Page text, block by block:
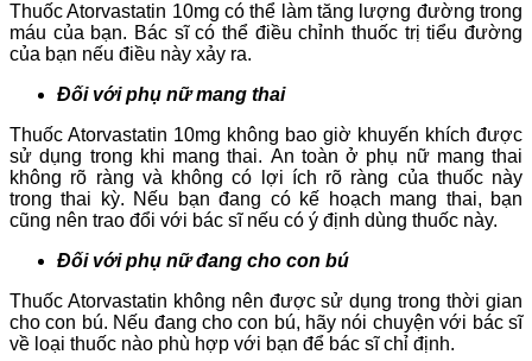
Thuốc Atorvastatin 10mg có thể làm tăng lượng đường trong
máu của bạn. Bác sĩ có thể điều chỉnh thuốc trị tiểu đường
của bạn nếu điều này xảy ra.
Đối với phụ nữ mang thai
Thuốc Atorvastatin 10mg không bao giờ khuyến khích được
sử dụng trong khi mang thai. An toàn ở phụ nữ mang thai
không rõ ràng và không có lợi ích rõ ràng của thuốc này
trong thai kỳ. Nếu bạn đang có kế hoạch mang thai, bạn
cũng nên trao đổi với bác sĩ nếu có ý định dùng thuốc này.
Đối với phụ nữ đang cho con bú
Thuốc Atorvastatin không nên được sử dụng trong thời gian
cho con bú. Nếu đang cho con bú, hãy nói chuyện với bác sĩ
về loại thuốc nào phù hợp với bạn để bác sĩ chỉ định.